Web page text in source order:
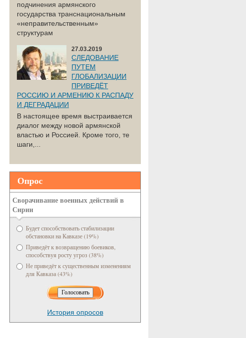
подчинения армянского
государства транснациональным
«неправительственным»
структурам
27.03.2019
СЛЕДОВАНИЕ
ПУТЕМ
ГЛОБАЛИЗАЦИИ
ПРИВЕДЁТ
РОССИЮ И АРМЕНИЮ К РАСПАДУ
И ДЕГРАДАЦИИ
В настоящее время выстраивается
диалог между новой армянской
властью и Россией. Кроме того, те
шаги,...
Опрос
Сворачивание военных действий в
Сирии
Будет способствовать стабилизации
обстановки на Кавказе (19%)
Приведёт к возвращению боевиков,
способствуя росту угроз (38%)
Не приведёт к существенным изменениям
для Кавказа (43%)
История опросов